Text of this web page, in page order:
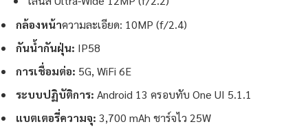
กล้องหน้าความละเอียด: 10MP (f/2.4)
กันน้ำกันฝุ่น: IP58
การเชื่อมต่อ: 5G, WiFi 6E
ระบบปฏิบัติการ: Android 13 ครอบทับ One UI 5.1.1
แบตเตอรี่ความจุ: 3,700 mAh ชาร์จไว 25W